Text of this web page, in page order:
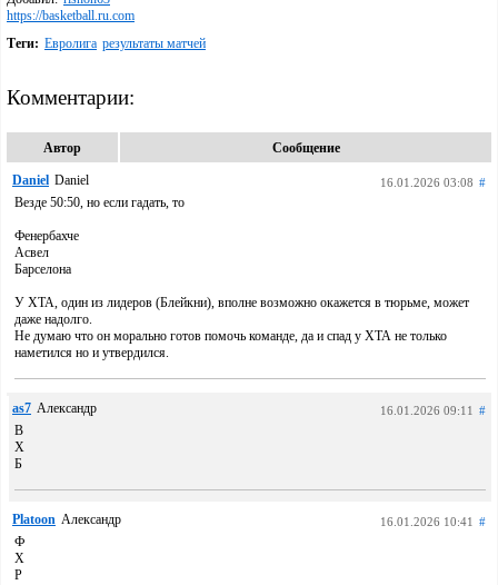
https://basketball.ru.com
Теги: Евролига результаты матчей
Комментарии:
Автор Сообщение
Daniel Daniel 16.01.2026 03:08 #
Везде 50:50, но если гадать, то
Фенербахче
Асвел
Барселона
У ХТА, один из лидеров (Блейкни), вполне возможно окажется в тюрьме, может
даже надолго.
Не думаю что он морально готов помочь команде, да и спад у ХТА не только
наметился но и утвердился.
as7 Александр 16.01.2026 09:11 #
В
Х
Б
Platoon Александр 16.01.2026 10:41 #
Ф
Х
Р